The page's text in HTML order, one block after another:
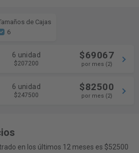
de Cajas
6
6 unidad
$207200
$69067
por mes (2)
6 unidad
$247500
$82500
por mes (2)
en los últimos 12 meses es $52500